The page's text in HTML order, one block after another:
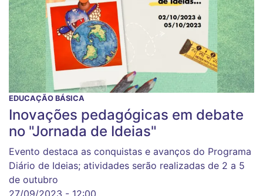
EDUCAÇÃO BÁSICA
Inovações pedagógicas em debate
no "Jornada de Ideias"
Evento destaca as conquistas e avanços do Programa
Diário de Ideias; atividades serão realizadas de 2 a 5
de outubro
27/09/2023 - 12:00